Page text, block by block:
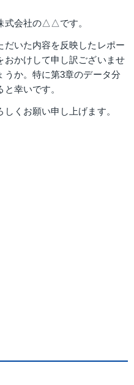
式会社の△△です。
だいた内容を反映したレポー
おかけして申し訳ございませ
うか。特に第3章のデータ分
幸いです。
くお願い申し上げます。